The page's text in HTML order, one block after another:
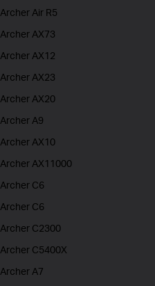
Archer Air R5
Archer AX73
Archer AX12
Archer AX23
Archer AX20
Archer A9
Archer AX10
Archer AX11000
Archer C6
Archer C6
Archer C2300
Archer C5400X
Archer A7